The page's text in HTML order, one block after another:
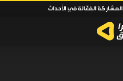
الفعّالة في الأحداث